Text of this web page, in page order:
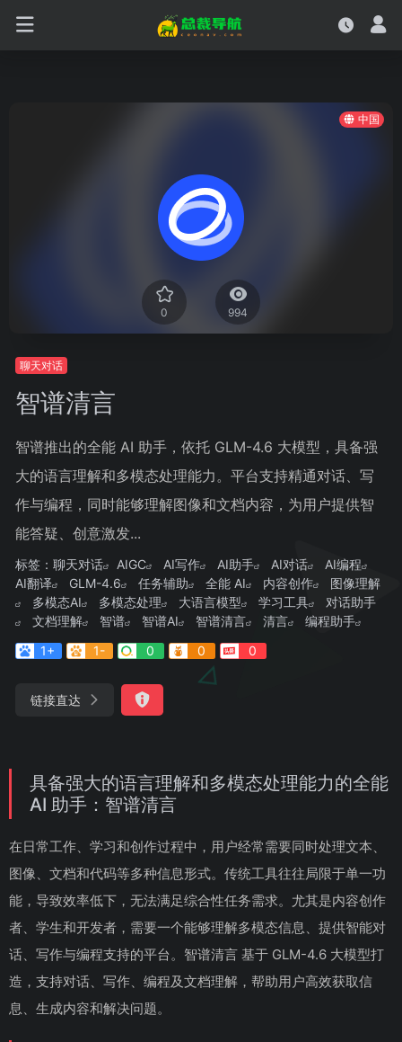
中国
0 994
聊天对话
智谱清言
智谱推出的全能 AI 助手，依托 GLM-4.6 大模型，具备强
大的语言理解和多模态处理能力。平台支持精通对话、写
作与编程，同时能够理解图像和文档内容，为用户提供智
能答疑、创意激发...
标签： 聊天对话 AIGC AI写作 AI助手 AI对话
AI编程
AI翻译
GLM-4.6 任务辅助 全能 AI 内容创作
图像理解
多模态AI
多模态处理 大语言模型 学习工具
对话助手
文档理解
智谱 智谱AI 智谱清言 清言
编程助手
1+
1- 0 0 0
链接直达
具备强大的语言理解和多模态处理能力的全能
AI 助手：智谱清言
在日常工作、学习和创作过程中，用户经常需要同时处理文本、
图像、文档和代码等多种信息形式。传统工具往往局限于单一功
能，导致效率低下，无法满足综合性任务需求。尤其是内容创作
者、学生和开发者，需要一个能够理解多模态信息、提供智能对
话、写作与编程支持的平台。智谱清言 基于 GLM-4.6 大模型打
造，支持对话、写作、编程及文档理解，帮助用户高效获取信
息、生成内容和解决问题。